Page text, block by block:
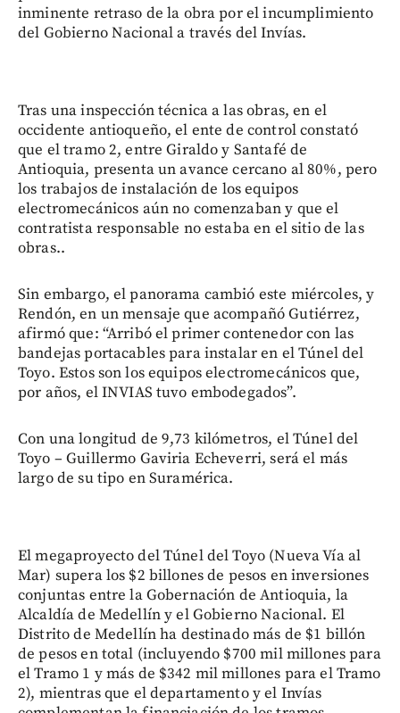
inminente retraso de la obra por el incumplimiento
del Gobierno Nacional a través del Invías.
Tras una inspección técnica a las obras, en el
occidente antioqueño, el ente de control constató
que el tramo 2, entre Giraldo y Santafé de
Antioquia, presenta un avance cercano al 80%, pero
los trabajos de instalación de los equipos
electromecánicos aún no comenzaban y que el
contratista responsable no estaba en el sitio de las
obras..
Sin embargo, el panorama cambió este miércoles, y
Rendón, en un mensaje que acompañó Gutiérrez,
afirmó que: “Arribó el primer contenedor con las
bandejas portacables para instalar en el Túnel del
Toyo. Estos son los equipos electromecánicos que,
por años, el INVIAS tuvo embodegados”.
Con una longitud de 9,73 kilómetros, el Túnel del
Toyo – Guillermo Gaviria Echeverri, será el más
largo de su tipo en Suramérica.
El megaproyecto del Túnel del Toyo (Nueva Vía al
Mar) supera los $2 billones de pesos en inversiones
conjuntas entre la Gobernación de Antioquia, la
Alcaldía de Medellín y el Gobierno Nacional. El
Distrito de Medellín ha destinado más de $1 billón
de pesos en total (incluyendo $700 mil millones para
el Tramo 1 y más de $342 mil millones para el Tramo
2), mientras que el departamento y el Invías